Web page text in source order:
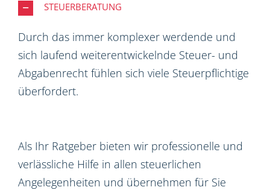
STEUERBERATUNG
Durch das immer komplexer werdende und
sich laufend weiterentwickelnde Steuer- und
Abgabenrecht fühlen sich viele Steuerpflichtige
überfordert.
Als Ihr Ratgeber bieten wir professionelle und
verlässliche Hilfe in allen steuerlichen
Angelegenheiten und übernehmen für Sie